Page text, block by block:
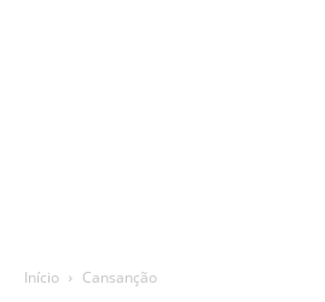
Início Cansanção